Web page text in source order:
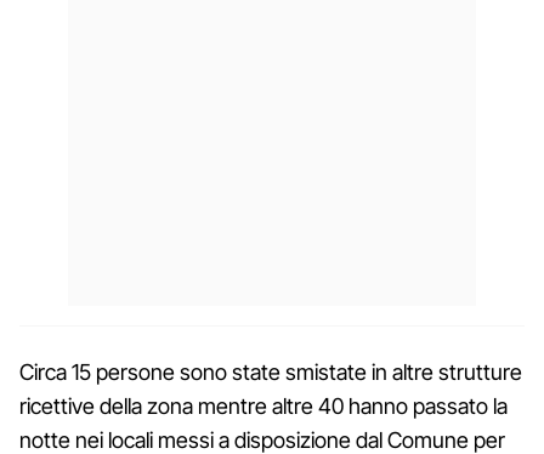
Circa 15 persone sono state smistate in altre strutture
ricettive della zona mentre altre 40 hanno passato la
notte nei locali messi a disposizione dal Comune per